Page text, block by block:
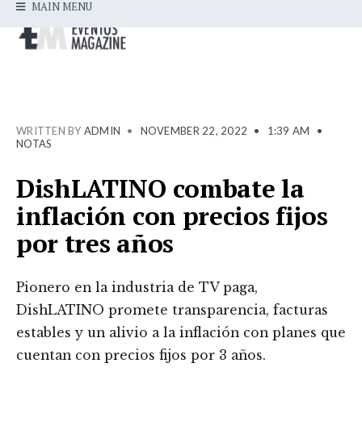
MAIN MENU
WRITTEN BY ADMIN • NOVEMBER 22, 2022 • 1:39 AM
•
NOTAS
DishLATINO combate la
inflación con precios fijos
por tres años
Pionero en la industria de TV paga,
DishLATINO promete transparencia, facturas
estables y un alivio a la inflación con planes que
cuentan con precios fijos por 3 años.